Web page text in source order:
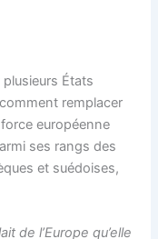
États
remplacer
européenne
ses rangs des
et suédoises,
de l’Europe qu’elle